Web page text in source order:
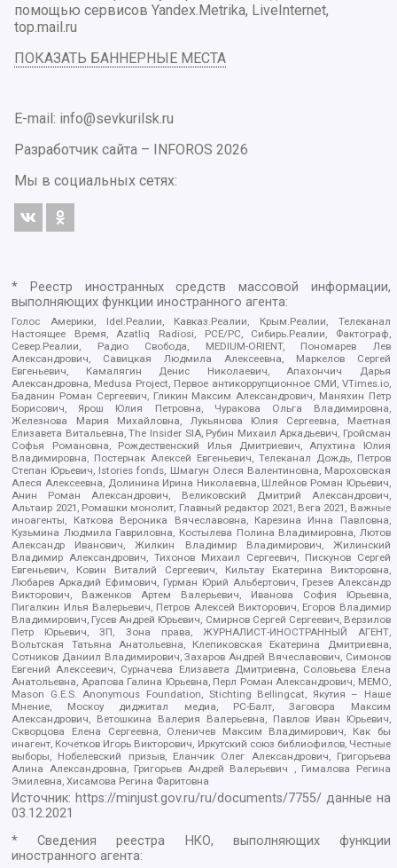
помощью сервисов Yandex.Metrika, LiveInternet,
top.mail.ru
ПОКАЗАТЬ БАННЕРНЫЕ МЕСТА
E-mail: info@sevkurilsk.ru
Разработчик сайта –
INFOROS 2026
Мы в социальных сетях:
* Реестр иностранных средств массовой информации,
выполняющих функции иностранного агента:
Голос Америки, Idel.Реалии, Кавказ.Реалии, Крым.Реалии, Телеканал
Настоящее Время, Azatliq Radiosi, PCE/PC, Сибирь.Реалии, Фактограф,
Север.Реалии, Радио Свобода, MEDIUM-ORIENT, Пономарев Лев
Александрович, Савицкая Людмила Алексеевна, Маркелов Сергей
Евгеньевич, Камалягин Денис Николаевич, Апахончич Дарья
Александровна, Medusa Project, Первое антикоррупционное СМИ, VTimes.io,
Баданин Роман Сергеевич, Гликин Максим Александрович, Маняхин Петр
Борисович, Ярош Юлия Петровна, Чуракова Ольга Владимировна,
Железнова Мария Михайловна, Лукьянова Юлия Сергеевна, Маетная
Елизавета Витальевна, The Insider SIA, Рубин Михаил Аркадьевич, Гройсман
Софья Романовна, Рождественский Илья Дмитриевич, Апухтина Юлия
Владимировна, Постернак Алексей Евгеньевич, Телеканал Дождь, Петров
Степан Юрьевич, Istories fonds, Шмагун Олеся Валентиновна, Мароховская
Алеся Алексеевна, Долинина Ирина Николаевна, Шлейнов Роман Юрьевич,
Анин Роман Александрович, Великовский Дмитрий Александрович,
Альтаир 2021, Ромашки монолит, Главный редактор 2021, Вега 2021, Важные
иноагенты, Каткова Вероника Вячеславовна, Карезина Инна Павловна,
Кузьмина Людмила Гавриловна, Костылева Полина Владимировна, Лютов
Александр Иванович, Жилкин Владимир Владимирович, Жилинский
Владимир Александрович, Тихонов Михаил Сергеевич, Пискунов Сергей
Евгеньевич, Ковин Виталий Сергеевич, Кильтау Екатерина Викторовна,
Любарев Аркадий Ефимович, Гурман Юрий Альбертович, Грезев Александр
Викторович, Важенков Артем Валерьевич, Иванова София Юрьевна,
Пигалкин Илья Валерьевич, Петров Алексей Викторович, Егоров Владимир
Владимирович, Гусев Андрей Юрьевич, Смирнов Сергей Сергеевич, Верзилов
Петр Юрьевич, ЗП, Зона права, ЖУРНАЛИСТ-ИНОСТРАННЫЙ АГЕНТ,
Вольтская Татьяна Анатольевна, Клепиковская Екатерина Дмитриевна,
Сотников Даниил Владимирович, Захаров Андрей Вячеславович, Симонов
Евгений Алексеевич, Сурначева Елизавета Дмитриевна, Соловьева Елена
Анатольевна, Арапова Галина Юрьевна, Перл Роман Александрович, МЕМО,
Mason G.E.S. Anonymous Foundation, Stichting Bellingcat, Якутия – Наше
Мнение, Москоу диджитал медиа, РС-Балт, Заговора Максим
Александрович, Ветошкина Валерия Валерьевна, Павлов Иван Юрьевич,
Скворцова Елена Сергеевна, Оленичев Максим Владимирович, Как бы
инагент, Кочетков Игорь Викторович, Иркутский союз библиофилов, Честные
выборы, Нобелевский призыв, Еланчик Олег Александрович, Григорьева
Алина Александровна, Григорьев Андрей Валерьевич , Гималова Регина
Эмилевна, Хисамова Регина Фаритовна
Источник: https://minjust.gov.ru/ru/documents/7755/ данные на
03.12.2021
* Сведения реестра НКО, выполняющих функции
иностранного агента: